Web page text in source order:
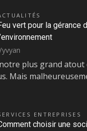
vert pour la gérance
plus grand atout
Mais
ENTREPRISES
choisir une